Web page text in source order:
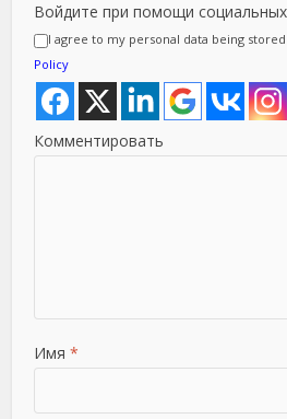
Войдите при помощи
I agree to my personal data being
Policy
Комментировать
Имя *